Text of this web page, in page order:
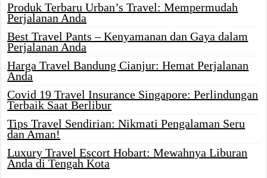
Produk Terbaru Urban’s Travel: Mempermudah
Perjalanan Anda
Best Travel Pants – Kenyamanan dan Gaya dalam
Perjalanan Anda
Harga Travel Bandung Cianjur: Hemat Perjalanan
Anda
Covid 19 Travel Insurance Singapore: Perlindungan
Terbaik Saat Berlibur
Tips Travel Sendirian: Nikmati Pengalaman Seru
dan Aman!
Luxury Travel Escort Hobart: Mewahnya Liburan
Anda di Tengah Kota